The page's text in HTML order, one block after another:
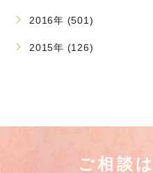
2016年 (501)
2015年 (126)
ご相談